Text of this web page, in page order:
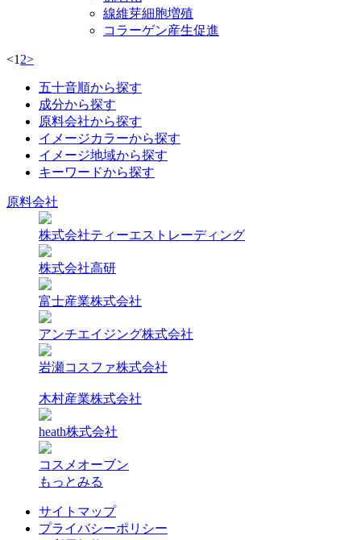
線維芽細胞増殖
コラーゲン産生促進
<1 2>
五十音順から探す
成分から探す
原料会社から探す
イメージカラーから探す
イメージ地域から探す
キーワードから探す
原料会社
株式会社ティーエストレーディング
株式会社高研
富士産業株式会社
アンチエイジング株式会社
岩瀬コスファ株式会社
木村産業株式会社
heath株式会社
コスメオーブン
もっとみる
サイトマップ
プライバシーポリシー